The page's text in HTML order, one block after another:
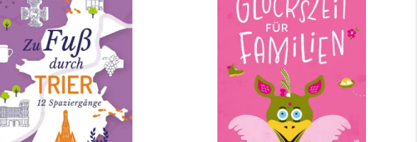
mehr Infos …
bestellen
mehr Infos …
bestellen